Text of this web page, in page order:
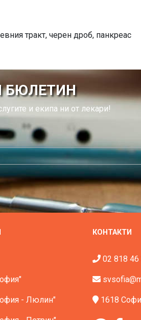
тракт, черен дроб, панкреас
БЮЛЕТИН
и екипа ни от лекари!
- Люлин"
КОНТАКТИ
02 818 46
1618